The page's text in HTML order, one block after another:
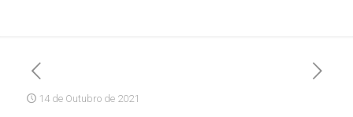
14 de Outubro de 2021